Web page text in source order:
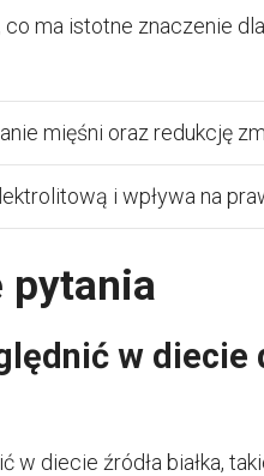
ma istotne znaczenie
mięśni oraz redukcję
i wpływa na
pytania
w diecie
diecie źródła białka,